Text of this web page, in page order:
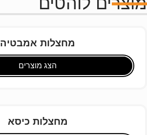
מחצלות אמבטיה
הצג מוצרים
מחצלות כיסא